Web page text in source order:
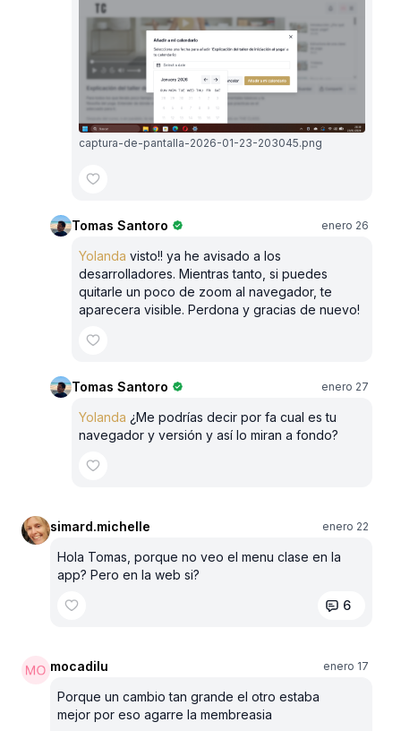
captura-de-pantalla-2026-01-23-203045.png
Tomas Santoro enero 26
Yolanda visto!! ya he avisado a los
desarrolladores. Mientras tanto, si puedes
quitarle un poco de zoom al navegador, te
aparecera visible. Perdona y gracias de nuevo!
Tomas Santoro enero 27
Yolanda ¿Me podrías decir por fa cual es tu
navegador y versión y así lo miran a fondo?
simard.michelle enero 22
Hola Tomas, porque no veo el menu clase en la
app? Pero en la web si?
6
mocadilu enero 17
Porque un cambio tan grande el otro estaba
mejor por eso agarre la membreasia